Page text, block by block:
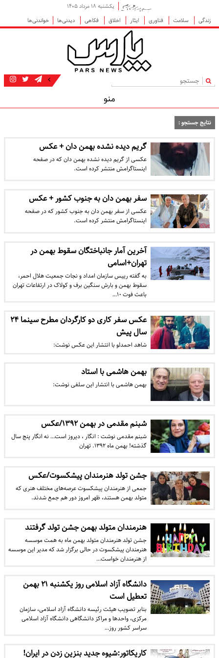
یکشنبه ۱۸ مرداد ۱۴۰۵
زندگی
سلامت فناوری ایثار اخلاق فکاهی دیدنی‌ها خواندنی‌ها
|
منو
نتایج جستجو :
گریم دیده نشده بهمن دان + عکس
عکسی از گریم دیده نشده بهمن دان که در صفحه
اینستاگرامش منتشر کرده است.
سفر بهمن دان به جنوب کشور + عکس
عکسی از سفر بهمن دان به جنوب کشور که در صفحه
اینستاگرامش منتشر کرده است.
آخرین آمار جانباختگان سقوط بهمن در
تهران+اسامی
به گفته رییس سازمان امداد و نجات جمعیت هلال احمر،
سقوط بهمن و بارش سنگین برف و کولاک در ارتفاعات تهران
باعث فوت ۱۰…
عکس سفر کاری دو کارگردان مطرح سینما ۲۴
سال پیش
شاهد احمدلو با انتشار این عکس نوشت:
بهمن هاشمی با استاد
بهمن هاشمی با انتشار این سلفی نوشت:
شبنم مقدمی در بهمن ۱۳۹۲/عکس
شبنم مقدمی نوشت : انگار ، دیروز است… نه انگار پنج سال
گذشته! بهمن ماه ۱۳۹۲. تهران
جشن تولد هنرمندان پیشکسوت/عکس
جمعی از هنرمندان پیشکسوت عرصه‌های مختلف هنری که
متولد بهمن هستند، ظهر امروز دور هم جمع شدند.
هنرمندان متولد بهمن جشن تولد گرفتند
جشن تولد هنرمندان متولد بهمن ماه به همت موسسه
هنرمندان پیشکسوت در حالی برگزار شد که مدیر این موسسه
از هنرمندان خواست…
دانشگاه آزاد اسلامی روز یکشنبه ۲۱ بهمن
تعطیل است
بنابر تصویب هیئت رئیسه دانشگاه آزاد اسلامی، سازمان
مرکزی، واحدها و مراکز دانشگاهی دانشگاه آزاد اسلامی
سراسر کشور روز…
کاریکاتور:شیوه جدید بنزین زدن در ایران!